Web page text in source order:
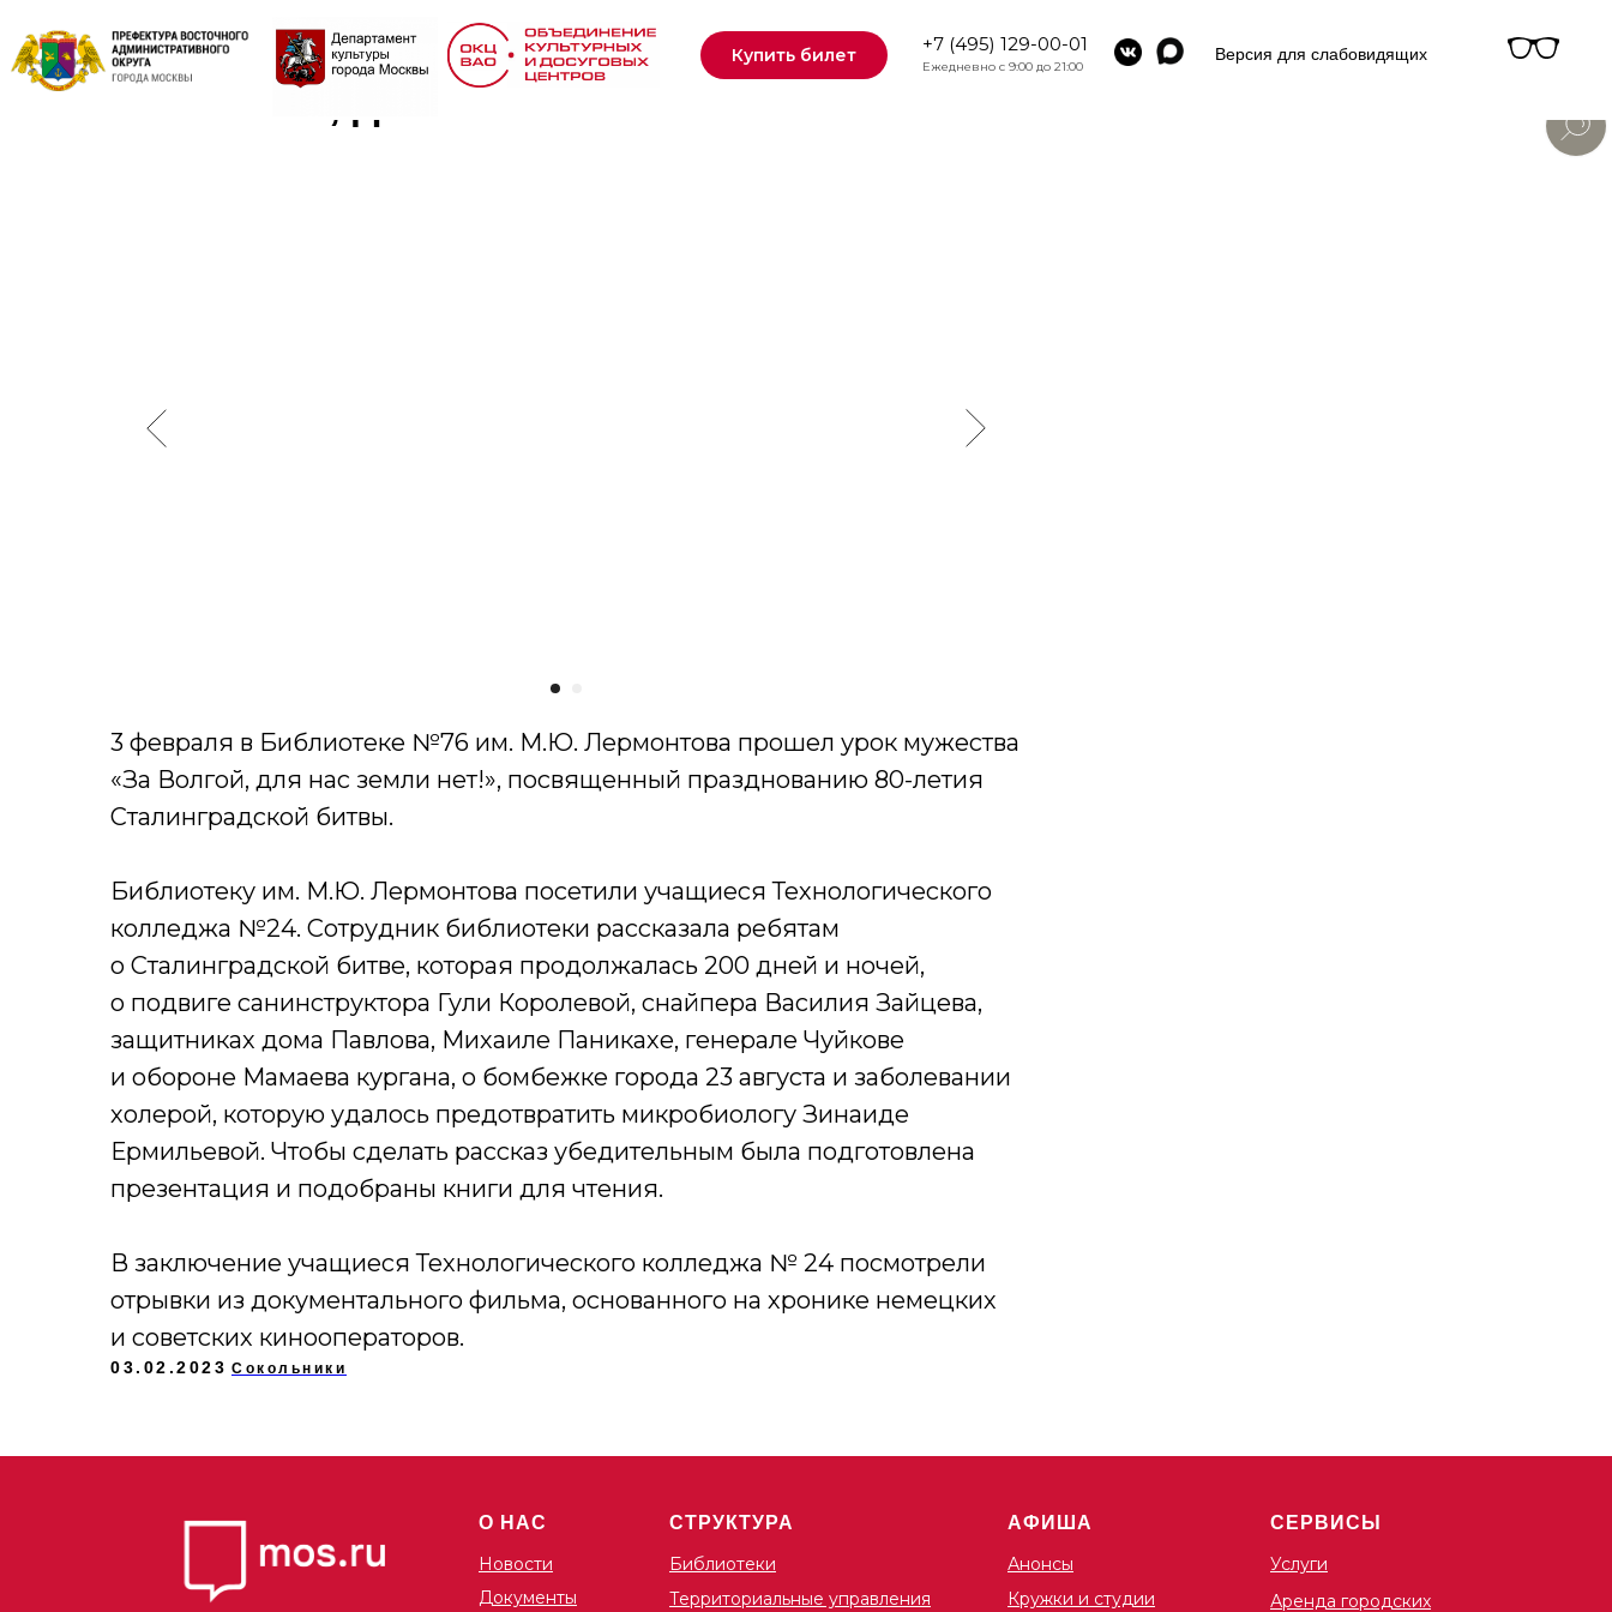
Версия для слабовидящих
Купить билет +7 (495) 129-00-01
Ежедневно с 9:00 до 21:00
За Волгой, для нас земли нет!
3 февраля в Библиотеке №76 им. М.Ю. Лермонтова прошел урок мужества
«За Волгой, для нас земли нет!», посвященный празднованию 80-летия
Сталинградской битвы.
Библиотеку им. М.Ю. Лермонтова посетили учащиеся Технологического
колледжа №24. Сотрудник библиотеки рассказала ребятам
о Сталинградской битве, которая продолжалась 200 дней и ночей,
о подвиге санинструктора Гули Королевой, снайпера Василия Зайцева,
защитниках дома Павлова, Михаиле Паникахе, генерале Чуйкове
и обороне Мамаева кургана, о бомбежке города 23 августа и заболевании
холерой, которую удалось предотвратить микробиологу Зинаиде
Ермильевой. Чтобы сделать рассказ убедительным была подготовлена
презентация и подобраны книги для чтения.
В заключение учащиеся Технологического колледжа № 24 посмотрели
отрывки из документального фильма, основанного на хронике немецких
и советских кинооператоров.
03.02.2023 Сокольники
О НАС
Новости
Документы
АФИША
Анонсы
Кружки и студии
СТРУКТУРА
Библиотеки
Территориальные управления
СЕРВИСЫ
Услуги
Аренда городских